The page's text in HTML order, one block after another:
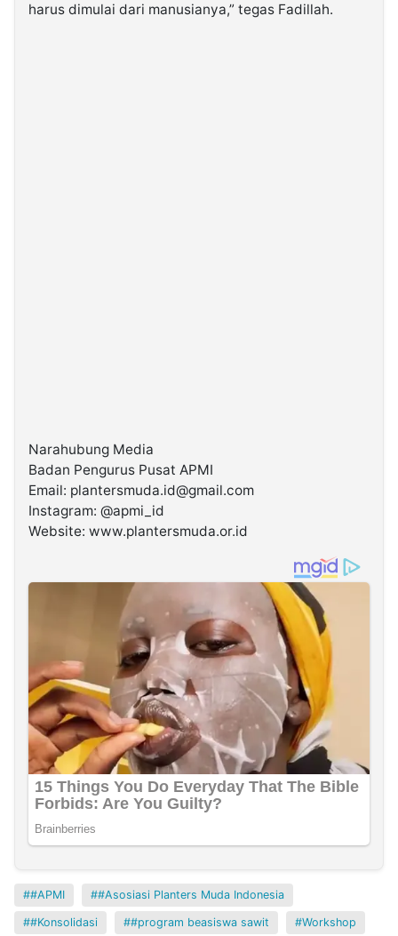
harus dimulai dari manusianya,” tegas Fadillah.
Narahubung Media
Badan Pengurus Pusat APMI
Email: plantersmuda.id@gmail.com
Instagram: @apmi_id
Website: www.plantersmuda.or.id
#APMI #Asosiasi Planters Muda Indonesia
#Konsolidasi #program beasiswa sawit Workshop